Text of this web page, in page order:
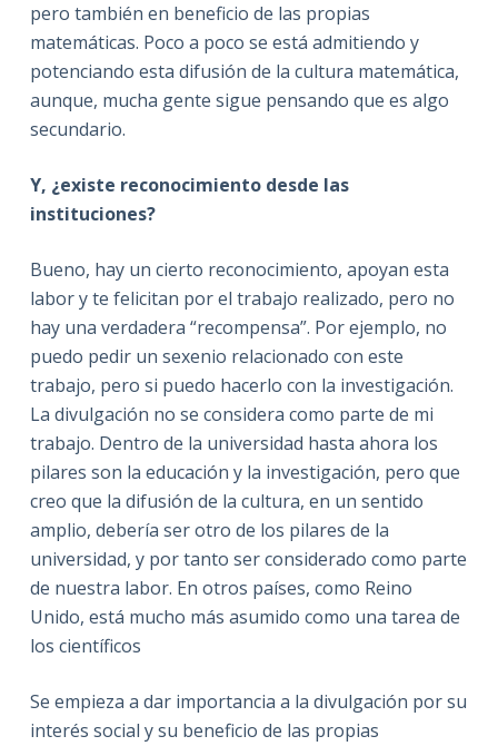
pero también en beneficio de las propias
matemáticas. Poco a poco se está admitiendo y
potenciando esta difusión de la cultura matemática,
aunque, mucha gente sigue pensando que es algo
secundario.
Y, ¿existe reconocimiento desde las
instituciones?
Bueno, hay un cierto reconocimiento, apoyan esta
labor y te felicitan por el trabajo realizado, pero no
hay una verdadera “recompensa”. Por ejemplo, no
puedo pedir un sexenio relacionado con este
trabajo, pero si puedo hacerlo con la investigación.
La divulgación no se considera como parte de mi
trabajo. Dentro de la universidad hasta ahora los
pilares son la educación y la investigación, pero que
creo que la difusión de la cultura, en un sentido
amplio, debería ser otro de los pilares de la
universidad, y por tanto ser considerado como parte
de nuestra labor. En otros países, como Reino
Unido, está mucho más asumido como una tarea de
los científicos
Se empieza a dar importancia a la divulgación por su
interés social y su beneficio de las propias